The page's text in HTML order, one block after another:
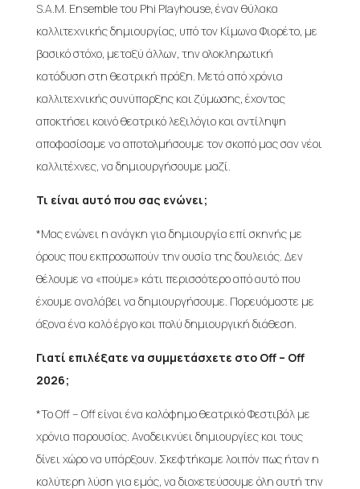
S.A.M. Ensemble του Phi Playhouse, έναν θύλακα
καλλιτεχνικής δημιουργίας, υπό τον Κίμωνα Φιορέτο, με
βασικό στόχο, μεταξύ άλλων, την ολοκληρωτική
κατάδυση στη θεατρική πράξη. Μετά από χρόνια
καλλιτεχνικής συνύπαρξης και ζύμωσης, έχοντας
αποκτήσει κοινό θεατρικό λεξιλόγιο και αντίληψη
αποφασίσαμε να αποτολμήσουμε τον σκοπό μας σαν νέοι
καλλιτέχνες, να δημιουργήσουμε μαζί.
Τι είναι αυτό που σας ενώνει;
*Μας ενώνει η ανάγκη για δημιουργία επί σκηνής με
όρους που εκπροσωπούν την ουσία της δουλειάς. Δεν
θέλουμε να «πούμε» κάτι περισσότερο από αυτό που
έχουμε αναλάβει να δημιουργήσουμε. Πορευόμαστε με
άξονα ένα καλό έργο και πολύ δημιουργική διάθεση.
Γιατί επιλέξατε να συμμετάσχετε στο Off – Off
2026;
*Το Off – Off είναι ένα καλόφημο θεατρικό Φεστιβάλ με
χρόνια παρουσίας. Αναδεικνύει δημιουργίες και τους
δίνει χώρο να υπάρξουν. Σκεφτήκαμε λοιπόν πως ήταν η
καλύτερη λύση για εμάς, να διοχετεύσουμε όλη αυτή την